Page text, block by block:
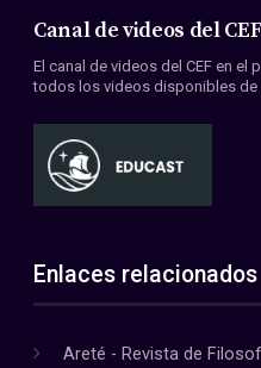
Canal de videos del CEF
El canal de videos del CEF en el
todos los videos disponibles de
Enlaces relacionados
Areté - Revista de